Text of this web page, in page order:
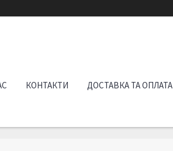
КОНТАКТИ ДОСТАВКА ТА ОПЛАТА